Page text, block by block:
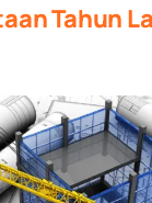
Tahun